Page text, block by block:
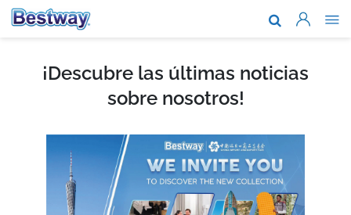
Acerca de
Marcas y
Dónde
Noticias
Trabaja
¡Descubre las últimas noticias
sobre nosotros!